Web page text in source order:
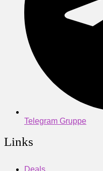
Telegram Gruppe
Links